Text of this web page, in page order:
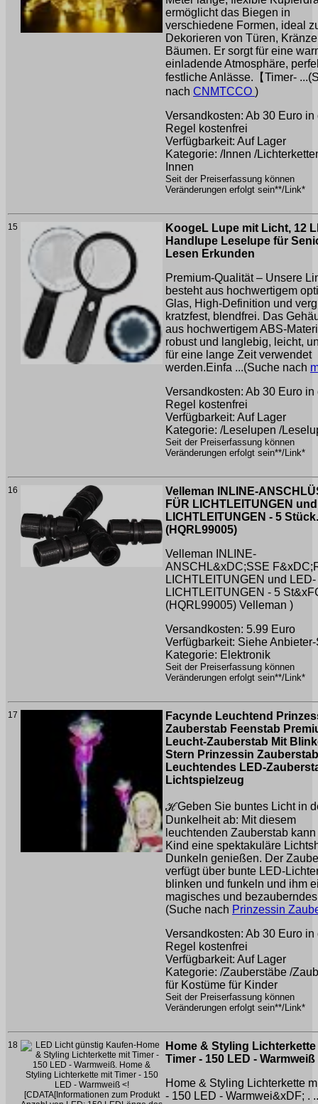
ermöglicht das Biegen in
verschiedene Formen, ideal
Dekorieren von Türen,
Bäumen. Er sorgt für eine
einladende Atmosphäre,
festliche Anlässe.【Timer-
nach CNMTCCO )
Versandkosten: Ab 30 Euro in
Regel kostenfrei
Verfügbarkeit: Auf Lager
Kategorie: /Innen /
Innen
Seit der Preiserfassung können
Veränderungen erfolgt sein**/Link*
15
KoogeL Lupe mit Licht, 12
Handlupe Leselupe für
Lesen Erkunden
Premium-Qualität – Unsere
besteht aus hochwertigem
Glas, High-Definition und
kratzfest, blendfrei. Das
aus hochwertigem ABS-
robust und langlebig, leicht,
für eine lange Zeit verwendet
werden.Einfa ...(Suche nach
Versandkosten: Ab 30 Euro in
Regel kostenfrei
Verfügbarkeit: Auf Lager
Kategorie: /Leselupen /
Seit der Preiserfassung können
Veränderungen erfolgt sein**/Link*
16
Velleman INLINE-
FÜR LICHTLEITUNGEN
LICHTLEITUNGEN - 5 Stück.
(HQRL99005)
Velleman INLINE-
ANSCHL&xDC;SSE
LICHTLEITUNGEN und LED-
LICHTLEITUNGEN - 5
(HQRL99005) Velleman )
Versandkosten: 5.99 Euro
Verfügbarkeit: Siehe
Kategorie: Elektronik
Seit der Preiserfassung können
Veränderungen erfolgt sein**/Link*
17
Facynde Leuchtend
Zauberstab Feenstab
Leucht-Zauberstab Mit
Stern Prinzessin
Leuchtendes LED-
Lichtspielzeug
ℋGeben Sie buntes Licht in
Dunkelheit ab: Mit diesem
leuchtenden Zauberstab kann
Kind eine spektakuläre
Dunkeln genießen. Der
verfügt über bunte LED-
blinken und funkeln und ihm
magisches und
(Suche nach Prinzessin
Versandkosten: Ab 30 Euro in
Regel kostenfrei
Verfügbarkeit: Auf Lager
Kategorie: /Zauberstäbe /
für Kostüme für Kinder
Seit der Preiserfassung können
Veränderungen erfolgt sein**/Link*
18
Home & Styling Lichterkette
Timer - 150 LED - Warmweiß
Home & Styling Lichterkette
- 150 LED - Warmwei&xDF; .